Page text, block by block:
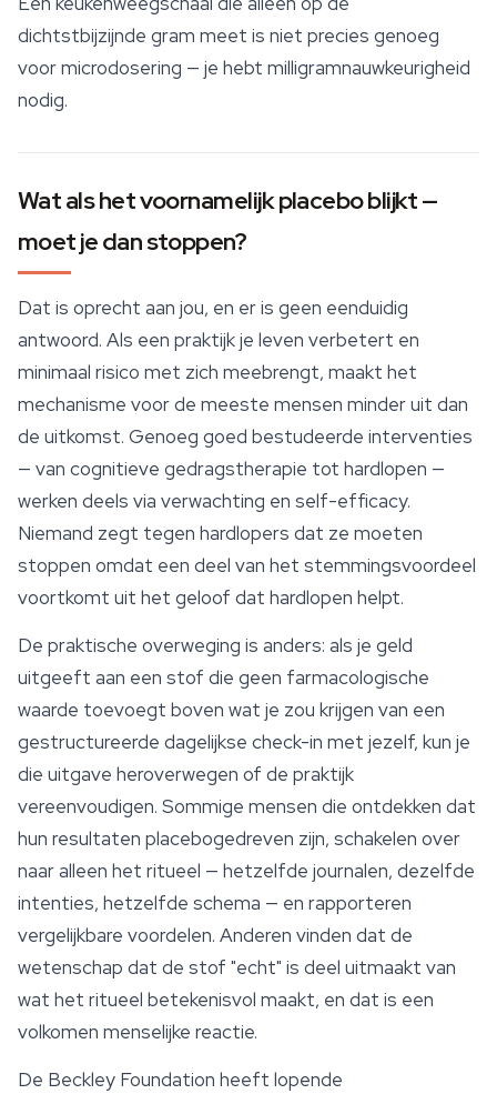
dichtstbijzijnde gram meet is niet precies genoeg
voor microdosering — je hebt milligramnauwkeurigheid
nodig.
Wat als het voornamelijk placebo blijkt —
moet je dan stoppen?
Dat is oprecht aan jou, en er is geen eenduidig
antwoord. Als een praktijk je leven verbetert en
minimaal risico met zich meebrengt, maakt het
mechanisme voor de meeste mensen minder uit dan
de uitkomst. Genoeg goed bestudeerde interventies
— van cognitieve gedragstherapie tot hardlopen —
werken deels via verwachting en self-efficacy.
Niemand zegt tegen hardlopers dat ze moeten
stoppen omdat een deel van het stemmingsvoordeel
voortkomt uit het geloof dat hardlopen helpt.
De praktische overweging is anders: als je geld
uitgeeft aan een stof die geen farmacologische
waarde toevoegt boven wat je zou krijgen van een
gestructureerde dagelijkse check-in met jezelf, kun je
die uitgave heroverwegen of de praktijk
vereenvoudigen. Sommige mensen die ontdekken dat
hun resultaten placebogedreven zijn, schakelen over
naar alleen het ritueel — hetzelfde journalen, dezelfde
intenties, hetzelfde schema — en rapporteren
vergelijkbare voordelen. Anderen vinden dat de
wetenschap dat de stof "echt" is deel uitmaakt van
wat het ritueel betekenisvol maakt, en dat is een
volkomen menselijke reactie.
De Beckley Foundation heeft lopende